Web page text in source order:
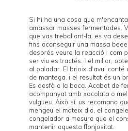
Si hi ha una cosa que
amassar masses fermentades.
que vas treballant-la, es va
fins aconseguir una massa
després veure la reacció i com
ser viu es tractés. I el millor,
al paladar. El brioix d'avui conté
de mantega, i el resultat és un
Es desfà a la boca. Acabat de
acompanyat amb xocolata o
vulgueu. Això sí, us recomano
mengeu el mateix dia, el
congelador a mesura que el
mantenir aquesta flonjositat.